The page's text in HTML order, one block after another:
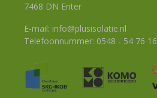
7468 DN Enter
E-mail: info@plusisolatie.nl
Telefoonnummer: 0548 - 54 76 16